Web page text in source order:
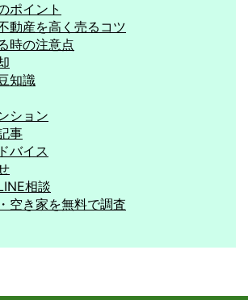
ポイント
動産を高く売るコツ
時の注意点
知識
ション
事
バイス
相談
空き家を無料で調査